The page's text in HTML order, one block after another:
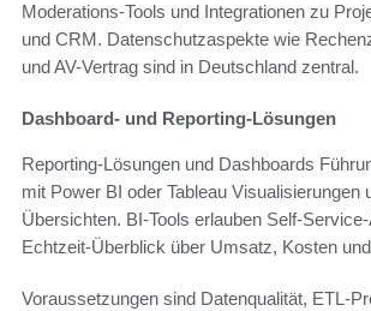
Moderations-Tools und Integrationen zu
und CRM. Datenschutzaspekte wie
und AV-Vertrag sind in Deutschland zentral.
Dashboard- und Reporting-Lösungen
Reporting-Lösungen und Dashboards
mit Power BI oder Tableau Visualisierungen
Übersichten. BI-Tools erlauben Self-
Echtzeit-Überblick über Umsatz, Kosten
Voraussetzungen sind Datenqualität, ETL-